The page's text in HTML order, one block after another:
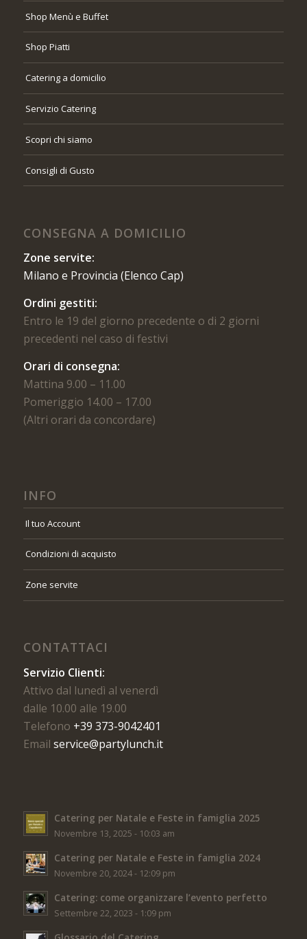
Shop Menù e Buffet
Shop Piatti
Catering a domicilio
Servizio Catering
Scopri chi siamo
Consigli di Gusto
CONSEGNA A DOMICILIO
Zone servite:
Milano e Provincia (Elenco Cap)
Ordini gestiti:
Entro le 19 del giorno precedente o di 2 giorni
precedenti nel caso di festivi
Orari di consegna:
Mattina 9.00 – 11.00
Pomeriggio 14.00 – 17.00
(Altri orari da concordare)
INFO
Il tuo Account
Condizioni di acquisto
Zone servite
CONTATTACI
Servizio Clienti:
Attivo dal lunedì al venerdì
dalle 10.00 alle 19.00
Telefono +39 373-9042401
Email service@partylunch.it
Catering per Natale e Feste in famiglia 2025
Novembre 13, 2025 - 10:03 am
Catering per Natale e Feste in famiglia 2024
Novembre 20, 2024 - 12:09 pm
Catering: come organizzare l’evento perfetto
Settembre 22, 2023 - 1:09 pm